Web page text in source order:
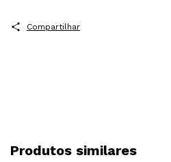
Compartilhar
Produtos similares